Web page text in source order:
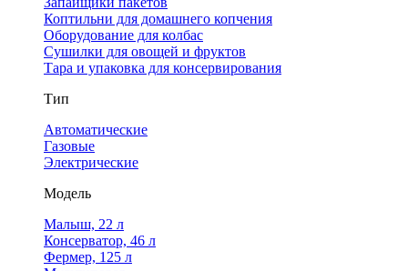
Коптильни для домашнего копчения
Оборудование для колбас
Сушилки для овощей и фруктов
Тара и упаковка для консервирования
Тип
Автоматические
Газовые
Электрические
Модель
Малыш, 22 л
Консерватор, 46 л
Фермер, 125 л